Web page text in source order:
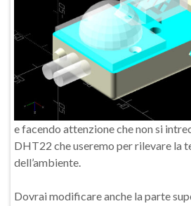
e facendo attenzione che non si
DHT22 che useremo per rilevare la
dell’ambiente.
Dovrai modificare anche la parte